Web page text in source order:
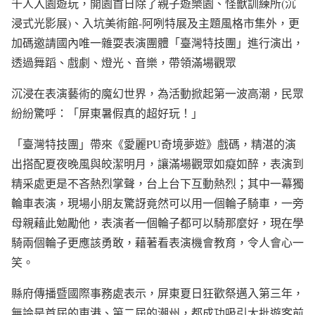
千人入園遊玩，開園首日除了親子遊樂園、怪獸訓練所(沉
浸式光影展)、入坑美術館-阿咧特展及主題風格市集外，更
加碼邀請國內唯一雜耍表演團體 「臺灣特技團 」 進行演出，
透過舞蹈、戲劇、燈光、音樂，帶領滿場觀眾
沉浸在表演藝術的魔幻世界 ，為活動掀起第一波高潮， 民眾
紛紛驚呼：「屏東暑假真的超好玩 ！」
「臺灣特技團」 帶來 《愛麗PU奇境夢遊》 戲碼，精湛的演
出搭配夏夜晚風與皎潔明月，讓滿場觀眾如癡如醉，表演到
精采處更是不吝熱烈掌聲，台上台下互動熱烈 ；其中一幕獨
輪車表演，現場小朋友驚訝竟然可以用一個輪子騎車，一旁
母親藉此勉勵他，表演者一個輪子都可以騎那麼好，現在學
騎兩個輪子更應該勇敢，藉著看表演機會教育， 令人會心一
笑。
縣府傳播暨國際事務處表示， 屏東夏日狂歡祭邁入第三年，